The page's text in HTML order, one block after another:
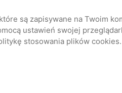
są zapisywane na Twoim
ustawień swojej
stosowania plików cookies.